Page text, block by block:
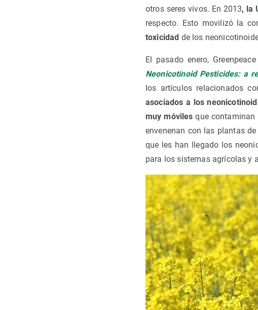
otros seres vivos. En 2013, la
respecto. Esto movilizó la
toxicidad de los
El pasado enero,
Neonicotinoid Pesticides: a
los artículos relacionados
asociados a los
muy móviles que contaminan
envenenan con las plantas
que les han llegado los
para los sistemas agrícolas y